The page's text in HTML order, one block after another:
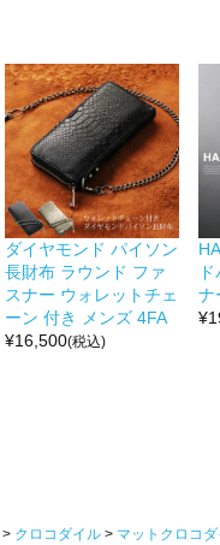
ダイヤモンド パイソン
長財布 ラウンド ファ
スナー ウォレットチェ
ーン 付き メンズ 4FA
¥16,500(税込)
ナ
¥
クロコダイル マットクロコ